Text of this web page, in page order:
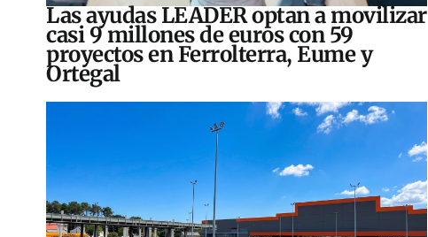
Las ayudas LEADER optan a movilizar
casi 9 millones de euros con 59
proyectos en Ferrolterra, Eume y
Ortegal